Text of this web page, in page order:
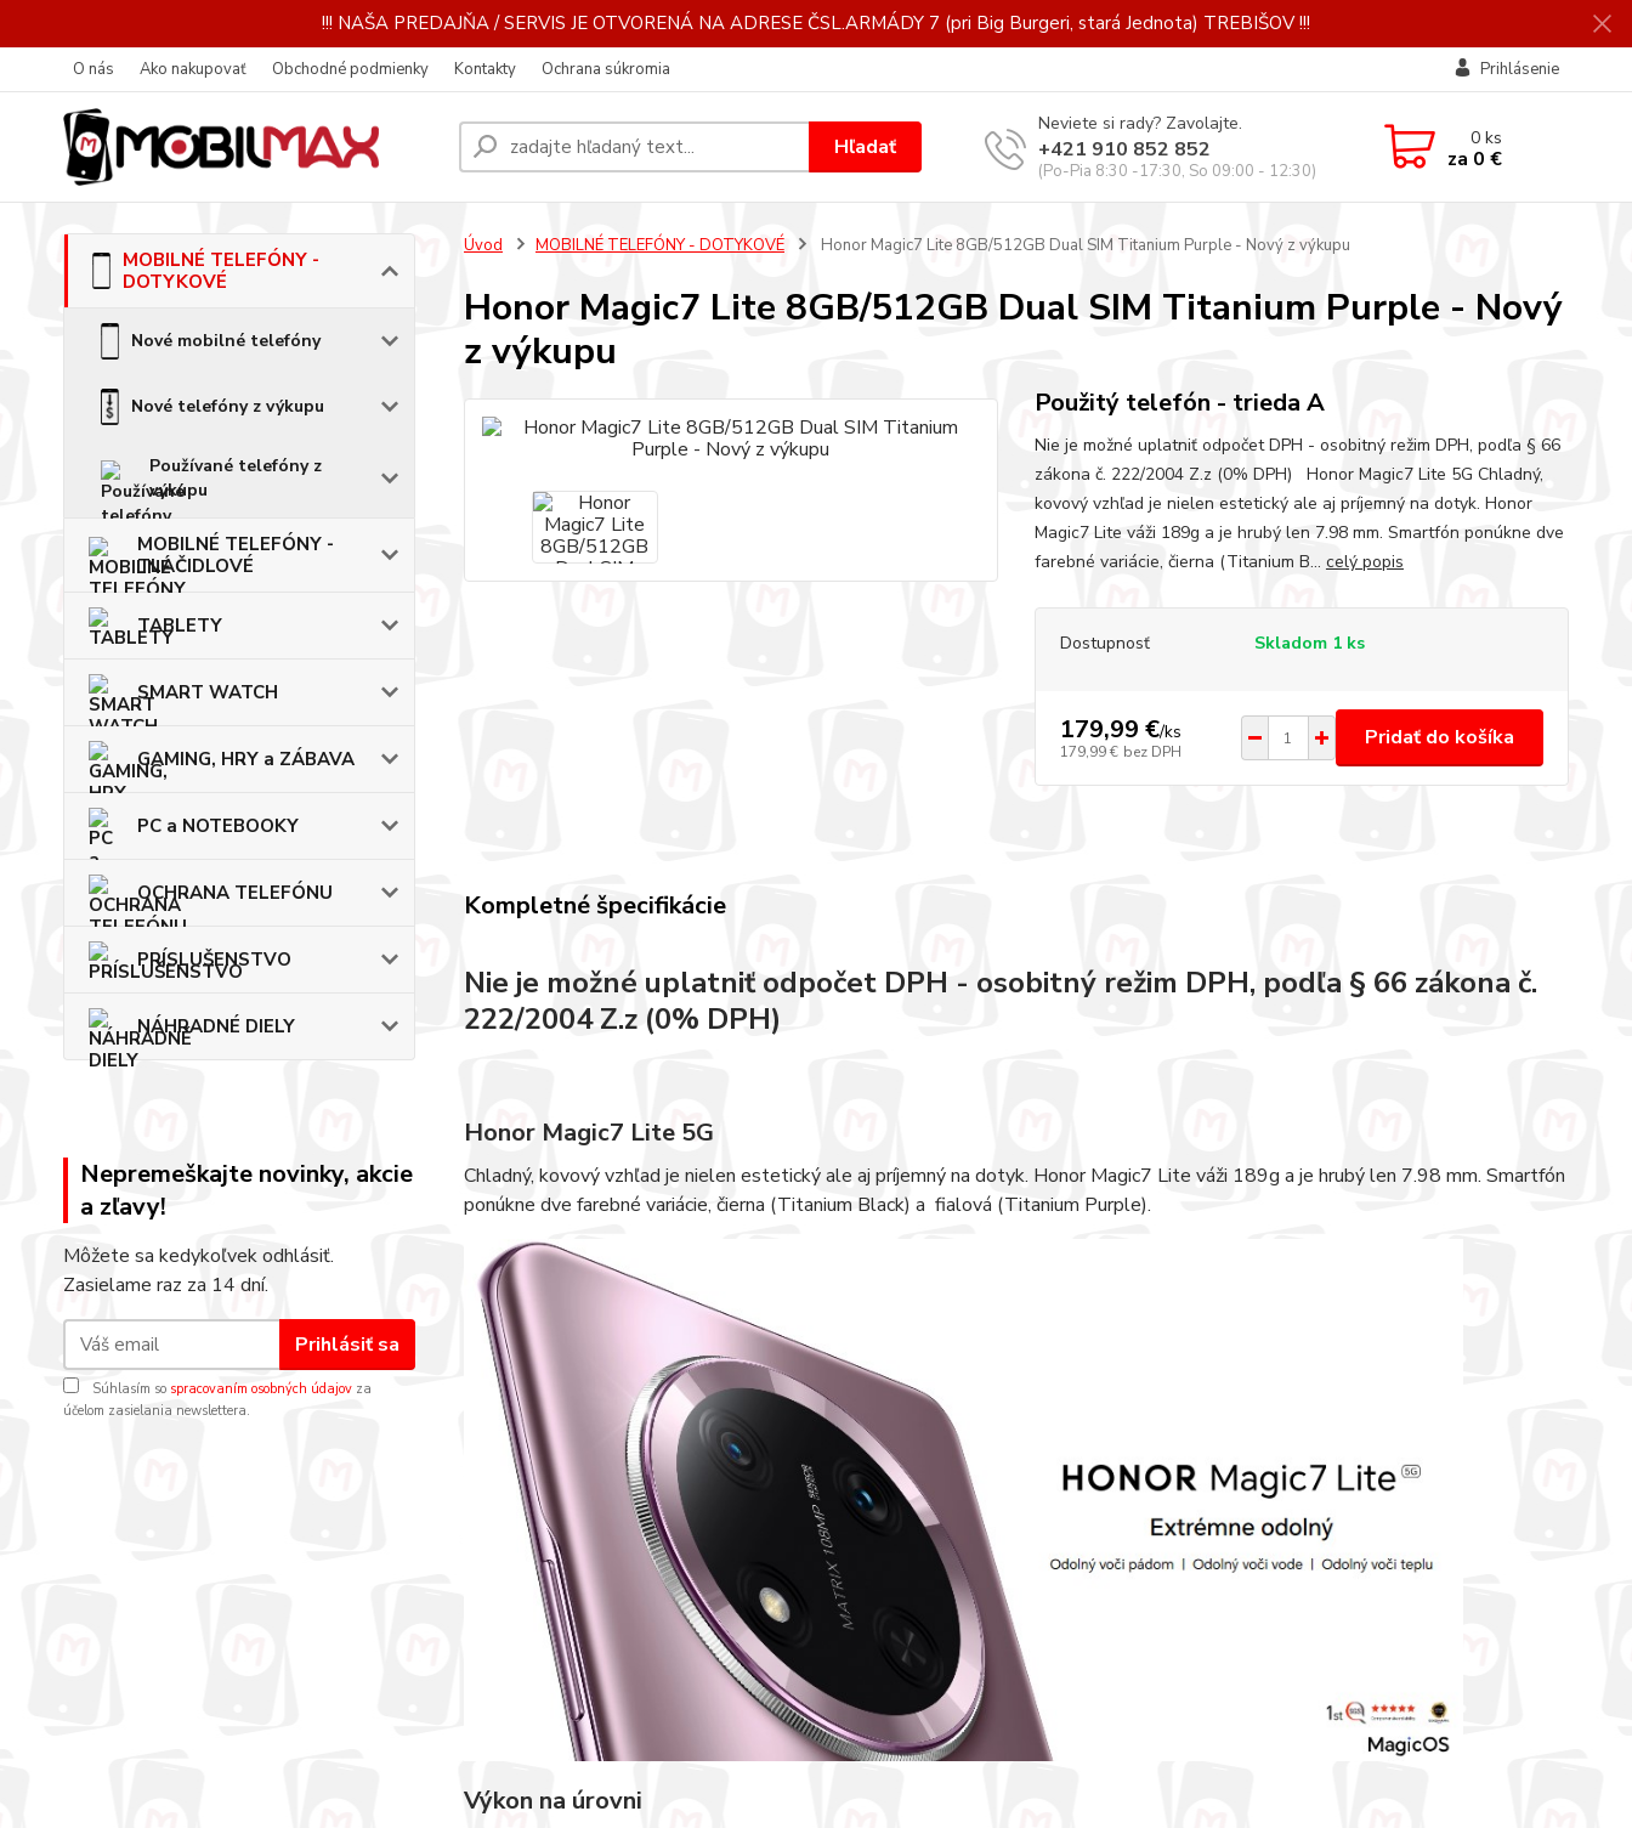
!!! NAŠA PREDAJŇA / SERVIS JE OTVORENÁ NA ADRESE ČSL.ARMÁDY 7 (pri Big Burgeri, stará Jednota) TREBIŠOV !!!
O nás Ako nakupovať Obchodné podmienky Kontakty Ochrana súkromia Prihlásenie
Hľadať
Neviete si rady? Zavolajte.
+421 910 852 852
(Po-Pia 8:30 -17:30, So 09:00 - 12:30)
0ks
za 0 €
MOBILNÉ TELEFÓNY -
DOTYKOVÉ
Nové mobilné telefóny
Nové telefóny z výkupu
Používané telefóny z
výkupu
MOBILNÉ TELEFÓNY -
TLAČIDLOVÉ
TABLETY
SMART WATCH
GAMING, HRY a ZÁBAVA
PC a NOTEBOOKY
OCHRANA TELEFÓNU
PRÍSLUŠENSTVO
NÁHRADNÉ DIELY
Nepremeškajte novinky, akcie
a zľavy!
Môžete sa kedykoľvek odhlásiť.
Zasielame raz za 14 dní.
Prihlásiť sa
Súhlasím so spracovaním osobných údajov za
účelom zasielania newslettera.
Úvod MOBILNÉ TELEFÓNY - DOTYKOVÉ Honor Magic7 Lite 8GB/512GB Dual SIM Titanium Purple - Nový z výkupu
Honor Magic7 Lite 8GB/512GB Dual SIM Titanium Purple - Nový
z výkupu
Použitý telefón - trieda A
Nie je možné uplatniť odpočet DPH - osobitný režim DPH, podľa § 66
zákona č. 222/2004 Z.z (0% DPH) Honor Magic7 Lite 5G Chladný,
kovový vzhľad je nielen estetický ale aj príjemný na dotyk. Honor
Magic7 Lite váži 189g a je hrubý len 7.98 mm. Smartfón ponúkne dve
farebné variácie, čierna (Titanium B... celý popis
Dostupnosť Skladom 1 ks
179,99 €/ks
179,99 € bez DPH
Pridať do košíka
Kompletné špecifikácie
Nie je možné uplatniť odpočet DPH - osobitný režim DPH, podľa § 66 zákona č.
222/2004 Z.z (0% DPH)
Honor Magic7 Lite 5G
Chladný, kovový vzhľad je nielen estetický ale aj príjemný na dotyk. Honor Magic7 Lite váži 189g a je hrubý len 7.98 mm. Smartfón
ponúkne dve farebné variácie, čierna (Titanium Black) a fialová (Titanium Purple).
Výkon na úrovni